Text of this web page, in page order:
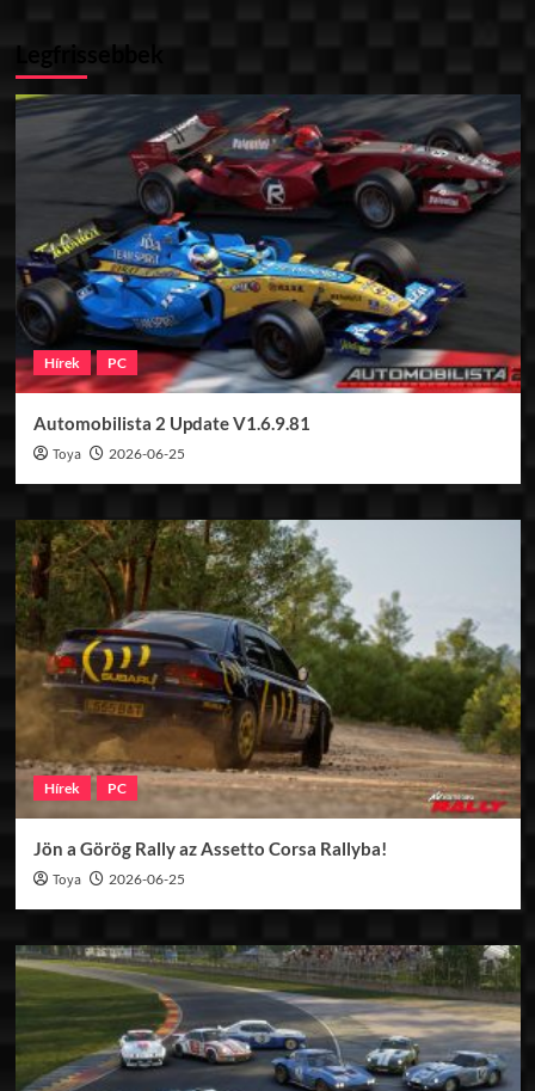
Legfrissebbek
Hírek PC
Automobilista 2 Update V1.6.9.81
Toya 2026-06-25
Hírek PC
Jön a Görög Rally az Assetto Corsa Rallyba!
Toya 2026-06-25